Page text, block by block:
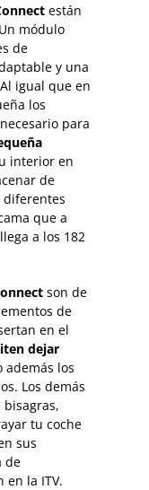
están
módulo
de
y una
igual que en
los
para
interior en
de
diferentes
que a
a los 182
son de
de
en el
dejar
además los
Los demás
tu coche
sus
de
en la ITV.